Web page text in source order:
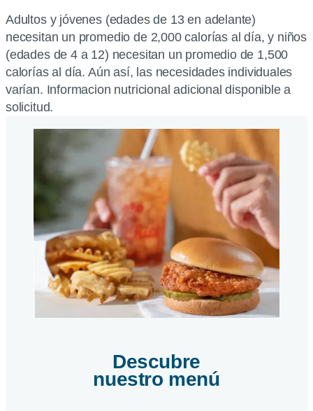
Adultos y jóvenes (edades de 13 en adelante)
necesitan un promedio de 2,000 calorías al día, y niños
(edades de 4 a 12) necesitan un promedio de 1,500
calorías al día. Aún así, las necesidades individuales
varían. Informacion nutricional adicional disponible a
solicitud.
Descubre
nuestro menú